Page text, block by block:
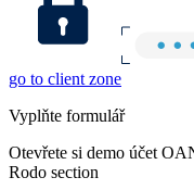
go to client zone
Vyplňte formulář
Otevřete si demo účet
Rodo section